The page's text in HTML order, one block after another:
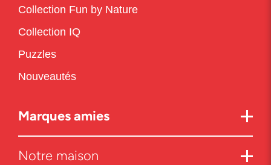
Collection Fun by Nature
Collection IQ
Puzzles
Nouveautés
Marques amies
Notre maison